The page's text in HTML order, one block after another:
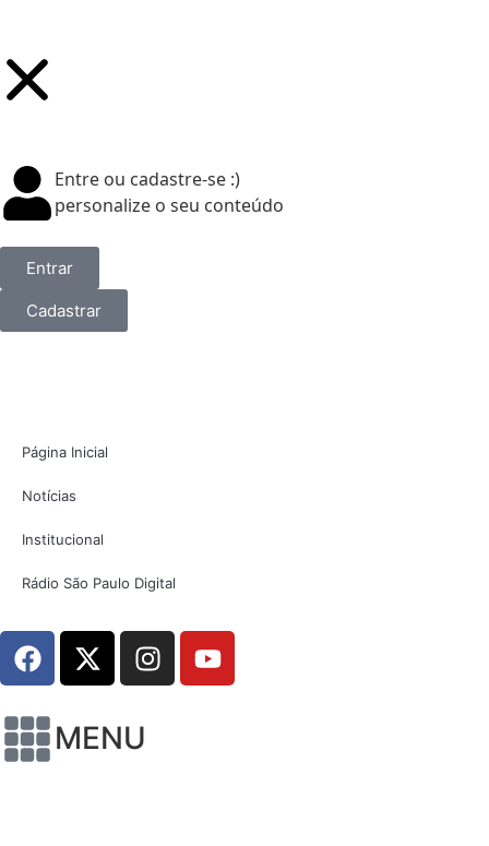
Entre ou cadastre-se :)
personalize o seu conteúdo
Entrar
Cadastrar
Página Inicial
Notícias
Institucional
Rádio São Paulo Digital
MENU